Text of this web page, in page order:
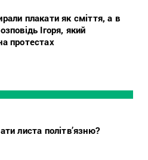
плакати як сміття, а в
Ігоря, який
протестах
листа політв’язню?